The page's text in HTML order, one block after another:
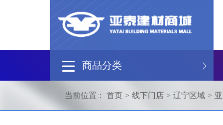
亚泰建材 · 构筑
商品分类
当前位置： 首页 > 线下门店 > 辽宁区域 >